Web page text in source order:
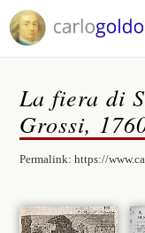
La fiera di
Grossi,
Permalink:https://